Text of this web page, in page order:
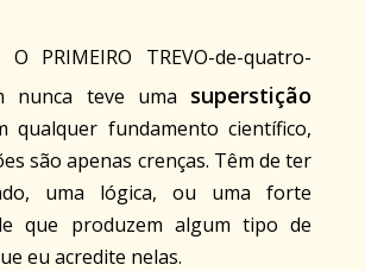
O PRIMEIRO TREVO-de-quatro-
nunca teve uma superstição
qualquer fundamento científico,
são apenas crenças. Têm de ter
uma lógica, ou uma forte
que produzem algum tipo de
eu acredite nelas.